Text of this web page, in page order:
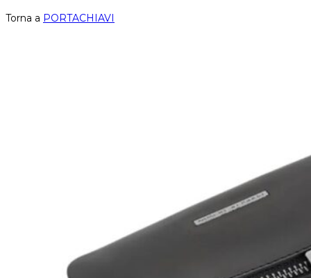
Torna a PORTACHIAVI